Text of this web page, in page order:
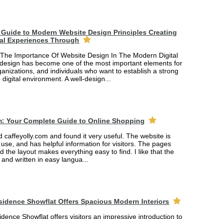
to Modern Website Design Principles Creating
Experiences Through
Importance Of Website Design In The Modern Digital
has become one of the most important elements for
and individuals who want to establish a strong
environment. A well-design...
Your Complete Guide to Online Shopping
caffeyolly.com and found it very useful. The website is
and has helpful information for visitors. The pages
the layout makes everything easy to find. I like that the
written in easy langua...
Showflat Offers Spacious Modern Interiors
Showflat offers visitors an impressive introduction to